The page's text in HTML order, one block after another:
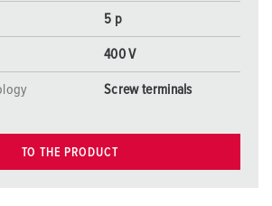
5 p
400 V
Screw terminals
TO THE PRODUCT